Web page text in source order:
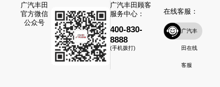
广汽丰田
官方微信
公众号
广汽丰田顾客
服务中心：
400-830-
8888
(手机拨打)
在线客服：
广汽丰
田在线
客服